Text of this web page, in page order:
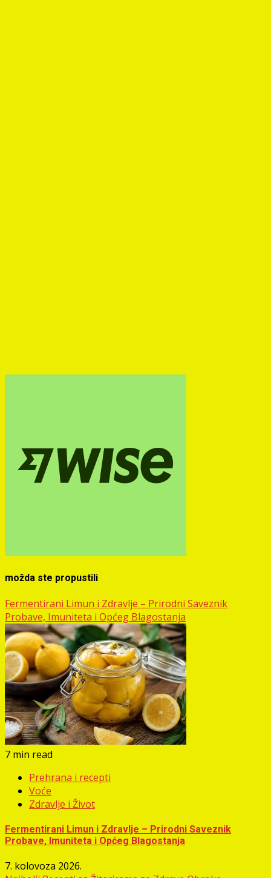
možda ste propustili
Fermentirani Limun i Zdravlje – Prirodni Saveznik
Probave, Imuniteta i Općeg Blagostanja
7 min read
Prehrana i recepti
Voće
Zdravlje i Život
Fermentirani Limun i Zdravlje – Prirodni Saveznik
Probave, Imuniteta i Općeg Blagostanja
7. kolovoza 2026.